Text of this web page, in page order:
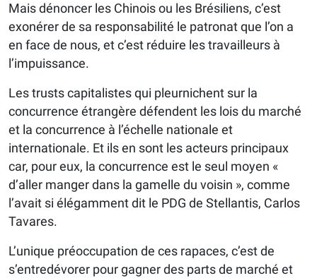
Mais dénoncer les Chinois ou les Brésiliens, c’est
exonérer de sa responsabilité le patronat que l’on a
en face de nous, et c’est réduire les travailleurs à
l’impuissance.
Les trusts capitalistes qui pleurnichent sur la
concurrence étrangère défendent les lois du marché
et la concurrence à l’échelle nationale et
internationale. Et ils en sont les acteurs principaux
car, pour eux, la concurrence est le seul moyen «
d’aller manger dans la gamelle du voisin », comme
l’avait si élégamment dit le PDG de Stellantis, Carlos
Tavares.
L’unique préoccupation de ces rapaces, c’est de
s’entredévorer pour gagner des parts de marché et